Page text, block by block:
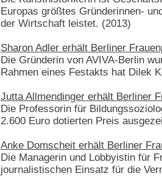
Europas größtes Gründerinnen-
der Wirtschaft leistet. (2013)
Sharon Adler erhält Berliner
Die Gründerin von AVIVA-Berlin
Rahmen eines Festakts hat Dilek
Jutta Allmendinger erhält Berliner
Die Professorin für
2.600 Euro dotierten Preis
Anke Domscheit erhält Berliner
Die Managerin und Lobbyistin für
journalistischen Einsatz für die